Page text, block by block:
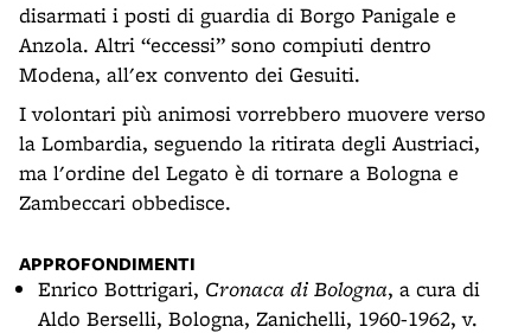
disarmati i posti di guardia di Borgo Panigale e
Anzola. Altri “eccessi” sono compiuti dentro
Modena, all'ex convento dei Gesuiti.
I volontari più animosi vorrebbero muovere verso
la Lombardia, seguendo la ritirata degli Austriaci,
ma l'ordine del Legato è di tornare a Bologna e
Zambeccari obbedisce.
APPROFONDIMENTI
Enrico Bottrigari, Cronaca di Bologna, a cura di
Aldo Berselli, Bologna, Zanichelli, 1960-1962, v.